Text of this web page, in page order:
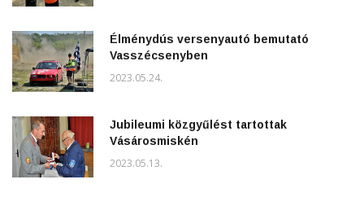
Élménydús versenyautó bemutató
Vasszécsenyben
2023.05.24.
Jubileumi közgyűlést tartottak
Vásárosmiskén
2023.05.13.